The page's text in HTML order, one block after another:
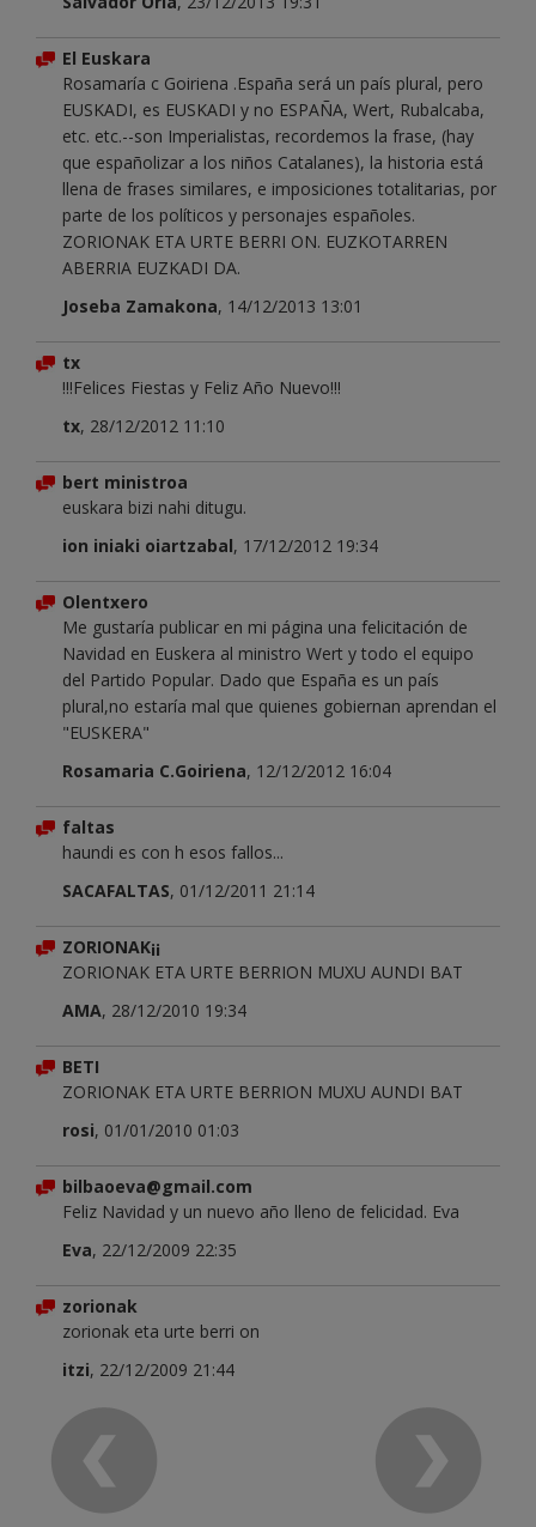
El Euskara
Rosamaría c Goiriena .España será un país plural, pero
EUSKADI, es EUSKADI y no ESPAÑA, Wert, Rubalcaba,
etc. etc.--son Imperialistas, recordemos la frase, (hay
que españolizar a los niños Catalanes), la historia está
llena de frases similares, e imposiciones totalitarias, por
parte de los políticos y personajes españoles.
ZORIONAK ETA URTE BERRI ON. EUZKOTARREN
ABERRIA EUZKADI DA.
Joseba Zamakona, 14/12/2013 13:01
tx
!!!Felices Fiestas y Feliz Año Nuevo!!!
tx, 28/12/2012 11:10
bert ministroa
euskara bizi nahi ditugu.
ion iniaki oiartzabal, 17/12/2012 19:34
Olentxero
Me gustaría publicar en mi página una felicitación de
Navidad en Euskera al ministro Wert y todo el equipo
del Partido Popular. Dado que España es un país
plural,no estaría mal que quienes gobiernan aprendan el
"EUSKERA"
Rosamaria C.Goiriena, 12/12/2012 16:04
faltas
haundi es con h esos fallos...
SACAFALTAS, 01/12/2011 21:14
ZORIONAK¡¡
ZORIONAK ETA URTE BERRION MUXU AUNDI BAT
AMA, 28/12/2010 19:34
BETI
ZORIONAK ETA URTE BERRION MUXU AUNDI BAT
rosi, 01/01/2010 01:03
bilbaoeva@gmail.com
Feliz Navidad y un nuevo año lleno de felicidad. Eva
Eva, 22/12/2009 22:35
zorionak
zorionak eta urte berri on
itzi, 22/12/2009 21:44